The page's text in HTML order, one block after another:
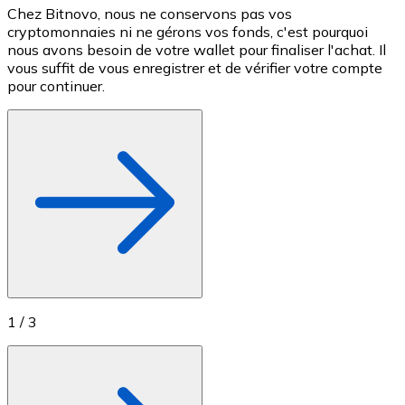
Achetez des cartes-cadeaux de vos marques
Aller à la boutique de cartes-cadeaux
Chez Bitnovo, nous ne conservons pas vos
cryptomonnaies ni ne gérons vos fonds, c'est pourquoi
nous avons besoin de votre wallet pour finaliser l'achat. Il
vous suffit de vous enregistrer et de vérifier votre compte
pour continuer.
1 / 3